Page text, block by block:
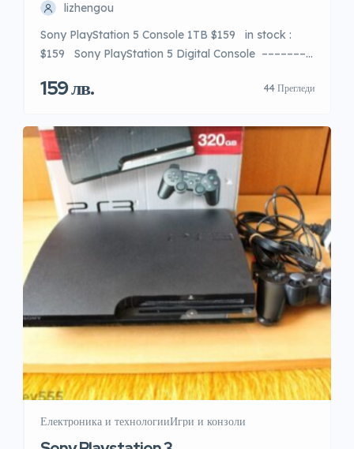
lizhengou
Sony PlayStation 5 Console 1TB $159 in stock :
$159 Sony PlayStation 5 Digital Console –––––––-
Accessories * 1 Year warranty Shipping -Express
| USDC | USDT | DOGE | USDT(TRC 20) | […]
159 лв. 44 Прегледи
Електроника и технологииИгри и конзоли